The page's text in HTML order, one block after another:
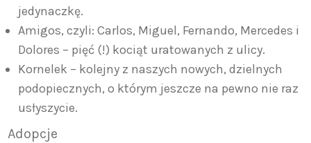
jedynaczkę.
Amigos, czyli: Carlos, Miguel, Fernando, Mercedes i
Dolores – pięć (!) kociąt uratowanych z ulicy.
Kornelek – kolejny z naszych nowych, dzielnych
podopiecznych, o którym jeszcze na pewno nie raz
usłyszycie.
Adopcje